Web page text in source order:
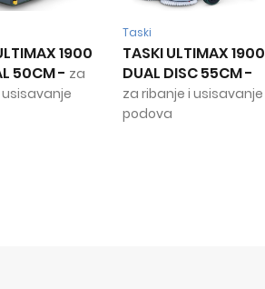
1900
50CM- za
Taski
TASKI ULTIMAX 1900
DUAL DISC 55CM-
za ribanje i usisavanje
podova